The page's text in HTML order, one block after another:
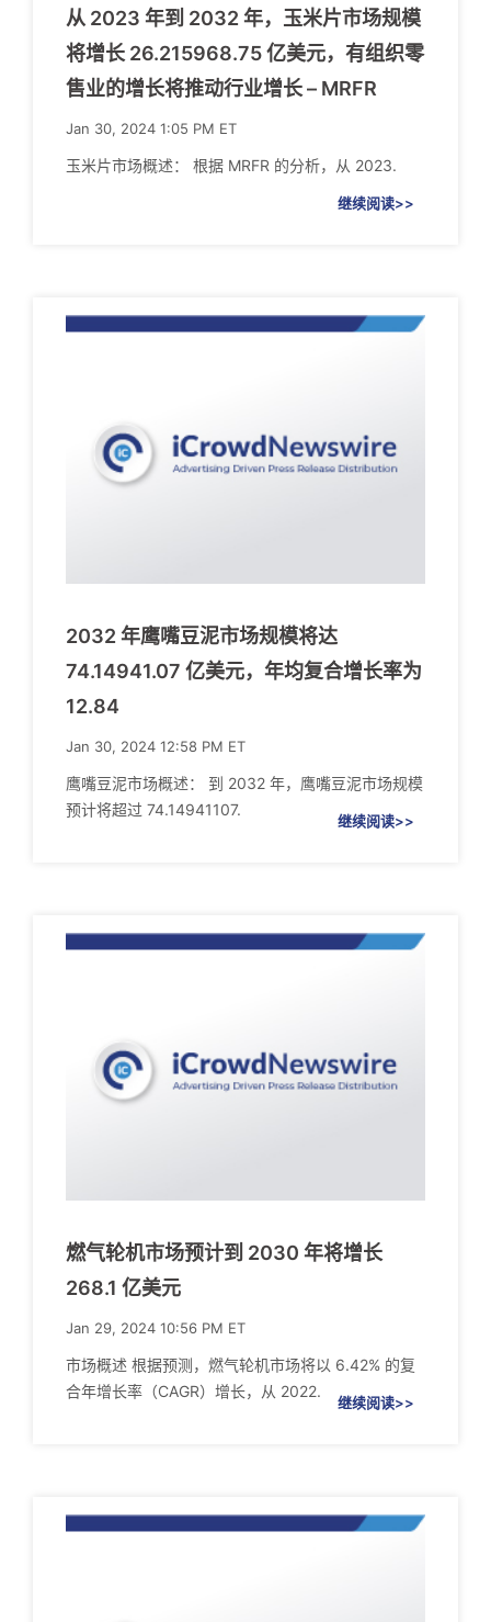
从 2023 年到 2032 年，玉米片市场规模
将增长 26.215968.75 亿美元，有组织零
售业的增长将推动行业增长 – MRFR
Jan 30, 2024 1:05 PM ET
玉米片市场概述： 根据 MRFR 的分析，从 2023.
继续阅读>>
2032 年鹰嘴豆泥市场规模将达
74.14941.07 亿美元，年均复合增长率为
12.84
Jan 30, 2024 12:58 PM ET
鹰嘴豆泥市场概述： 到 2032 年，鹰嘴豆泥市场规模
预计将超过 74.14941107.
继续阅读>>
燃气轮机市场预计到 2030 年将增长
268.1 亿美元
Jan 29, 2024 10:56 PM ET
市场概述 根据预测，燃气轮机市场将以 6.42% 的复
合年增长率（CAGR）增长，从 2022.
继续阅读>>